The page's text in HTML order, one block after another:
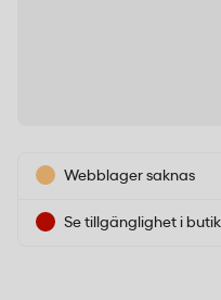
Webblager saknas
Se tillgänglighet i butik